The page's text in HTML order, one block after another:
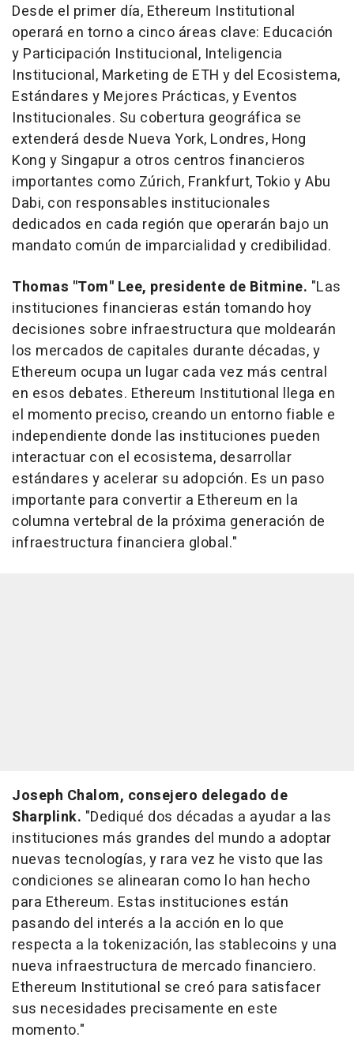
Desde el primer día, Ethereum Institutional
operará en torno a cinco áreas clave: Educación
y Participación Institucional, Inteligencia
Institucional, Marketing de ETH y del Ecosistema,
Estándares y Mejores Prácticas, y Eventos
Institucionales. Su cobertura geográfica se
extenderá desde Nueva York, Londres, Hong
Kong y Singapur a otros centros financieros
importantes como Zúrich, Frankfurt, Tokio y Abu
Dabi, con responsables institucionales
dedicados en cada región que operarán bajo un
mandato común de imparcialidad y credibilidad.
Thomas "Tom" Lee, presidente de Bitmine. "Las
instituciones financieras están tomando hoy
decisiones sobre infraestructura que moldearán
los mercados de capitales durante décadas, y
Ethereum ocupa un lugar cada vez más central
en esos debates. Ethereum Institutional llega en
el momento preciso, creando un entorno fiable e
independiente donde las instituciones pueden
interactuar con el ecosistema, desarrollar
estándares y acelerar su adopción. Es un paso
importante para convertir a Ethereum en la
columna vertebral de la próxima generación de
infraestructura financiera global."
Joseph Chalom, consejero delegado de
Sharplink. "Dediqué dos décadas a ayudar a las
instituciones más grandes del mundo a adoptar
nuevas tecnologías, y rara vez he visto que las
condiciones se alinearan como lo han hecho
para Ethereum. Estas instituciones están
pasando del interés a la acción en lo que
respecta a la tokenización, las stablecoins y una
nueva infraestructura de mercado financiero.
Ethereum Institutional se creó para satisfacer
sus necesidades precisamente en este
momento."